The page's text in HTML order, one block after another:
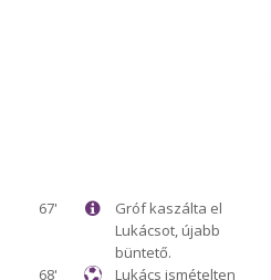
67'
Gróf kaszálta el
Lukácsot, újabb
büntető.
68'
Lukács ismételten